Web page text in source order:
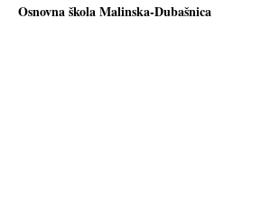
Osnovna škola Malinska-Dubašnica